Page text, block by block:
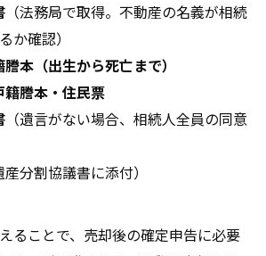
（法務局で取得。不動産の名義が相続
か確認）
本（出生から死亡まで）
謄本・住民票
（遺言がない場合、相続人全員の同意
分割協議書に添付）
ることで、売却後の確定申告に必要